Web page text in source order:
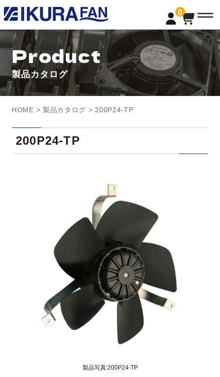
0
t
o
g
l
e
a
v
i
g
a
n
Product
製品カタログ
HOME > 製品カタログ > 200P24-TP
200P24-TP
製品写真:200P24-TP